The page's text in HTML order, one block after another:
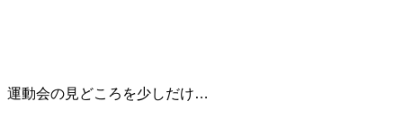
運動会の見どころを少しだけ…